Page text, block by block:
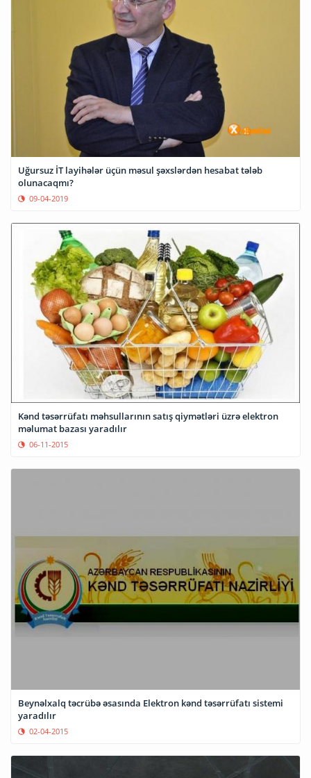
Uğursuz İT layihələr üçün məsul şəxslərdən hesabat tələb
olunacaqmı?
09-04-2019
Kənd təsərrüfatı məhsullarının satış qiymətləri üzrə elektron
məlumat bazası yaradılır
06-11-2015
Beynəlxalq təcrübə əsasında Elektron kənd təsərrüfatı sistemi
yaradılır
02-04-2015